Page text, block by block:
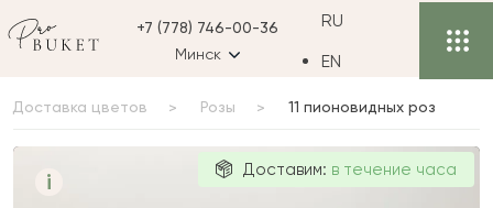
+7 (778) 746-00-36
Минск
RU
EN
Доставка цветов Розы 11 пионовидных роз
i Доставим: в течение часа